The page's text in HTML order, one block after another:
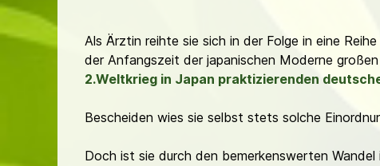
Als Ärztin reihte sie sich in der Folge in eine Reihe
der Anfangszeit der japanischen Moderne
2.Weltkrieg in Japan praktizierenden
Bescheiden wies sie selbst stets solche
Doch ist sie durch den bemerkenswerten